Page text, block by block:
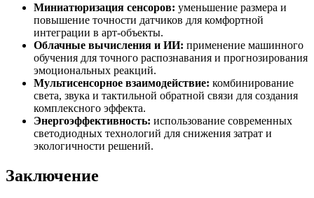
Миниатюризация сенсоров: уменьшение размера и
повышение точности датчиков для комфортной
интеграции в арт-объекты.
Облачные вычисления и ИИ: применение машинного
обучения для точного распознавания и прогнозирования
эмоциональных реакций.
Мультисенсорное взаимодействие: комбинирование
света, звука и тактильной обратной связи для создания
комплексного эффекта.
Энергоэффективность: использование современных
светодиодных технологий для снижения затрат и
экологичности решений.
Заключение